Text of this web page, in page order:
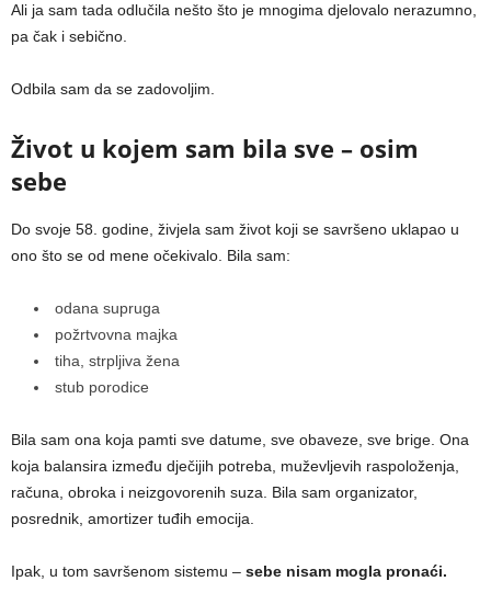
Ali ja sam tada odlučila nešto što je mnogima djelovalo nerazumno,
pa čak i sebično.
Odbila sam da se zadovoljim.
Život u kojem sam bila sve – osim
sebe
Do svoje 58. godine, živjela sam život koji se savršeno uklapao u
ono što se od mene očekivalo. Bila sam:
odana supruga
požrtvovna majka
tiha, strpljiva žena
stub porodice
Bila sam ona koja pamti sve datume, sve obaveze, sve brige. Ona
koja balansira između dječijih potreba, muževljevih raspoloženja,
računa, obroka i neizgovorenih suza. Bila sam organizator,
posrednik, amortizer tuđih emocija.
Ipak, u tom savršenom sistemu – sebe nisam mogla pronaći.